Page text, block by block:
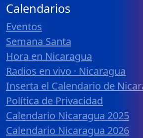
Calendarios
Eventos
Semana Santa
Hora en Nicaragua
Radios en vivo · Nicaragua
Inserta el Calendario de
Política de Privacidad
Calendario Nicaragua 2025
Calendario Nicaragua 2026